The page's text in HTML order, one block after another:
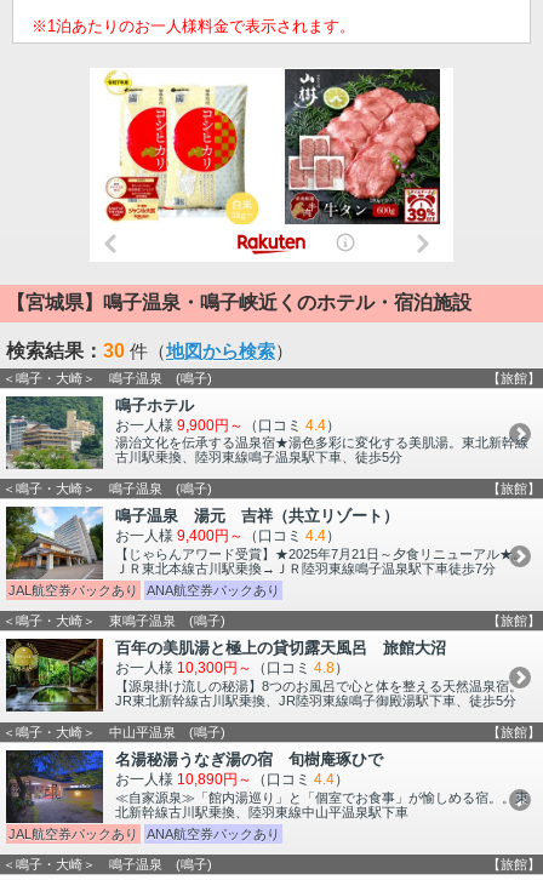
※1泊あたりのお一人様料金で表示されます。
【宮城県】鳴子温泉・鳴子峡近くのホテル・宿泊施設
検索結果： 30 件（地図から検索）
＜鳴子・大崎＞ 鳴子温泉 (鳴子) 【旅館】
鳴子ホテル
お一人様 9,900円～ （口コミ 4.4）
湯治文化を伝承する温泉宿★湯色多彩に変化する美肌湯。東北新幹線
古川駅乗換、陸羽東線鳴子温泉駅下車、徒歩5分
＜鳴子・大崎＞ 鳴子温泉 (鳴子) 【旅館】
鳴子温泉 湯元 吉祥（共立リゾート）
お一人様 9,400円～ （口コミ 4.4）
【じゃらんアワード受賞】★2025年7月21日～夕食リニューアル★。
ＪＲ東北本線古川駅乗換→ＪＲ陸羽東線鳴子温泉駅下車徒歩7分
JAL航空券パックあり
ANA航空券パックあり
＜鳴子・大崎＞ 東鳴子温泉 (鳴子) 【旅館】
百年の美肌湯と極上の貸切露天風呂 旅館大沼
お一人様 10,300円～ （口コミ 4.8）
【源泉掛け流しの秘湯】8つのお風呂で心と体を整える天然温泉宿。
JR東北新幹線古川駅乗換、JR陸羽東線鳴子御殿湯駅下車、徒歩5分
＜鳴子・大崎＞ 中山平温泉 (鳴子) 【旅館】
名湯秘湯うなぎ湯の宿 旬樹庵琢ひで
お一人様 10,890円～ （口コミ 4.4）
≪自家源泉≫「館内湯巡り」と「個室でお食事」が愉しめる宿。。東
北新幹線古川駅乗換、陸羽東線中山平温泉駅下車
JAL航空券パックあり
ANA航空券パックあり
＜鳴子・大崎＞ 鳴子温泉 (鳴子) 【旅館】